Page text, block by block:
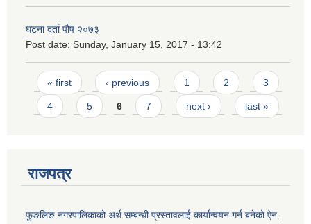
घटना दर्ता पौष २०७३
Post date: Sunday, January 15, 2017 - 13:42
Pages
« first ‹ previous 1 2 3
4 5 6 7 next › last »
राजपत्र
फुङलिङ नगरपालिकाको अर्थ सम्बन्धी प्रस्तावलाई कार्यान्वयन गर्न बनेको ऐन‚